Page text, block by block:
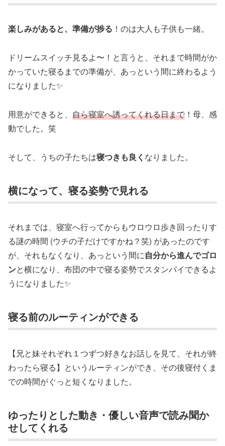
楽しみがあると、準備が捗る ！のは大人も子供も一緒。
ドリームスイッチ見るよ〜！と言うと、それまで時間がか
かっていた寝るまでの準備が、あっという間に終わるよう
になりました✨
用意ができると、 自ら寝室へ誘ってくれる日まで ！母、感
動でした。笑
そして、うちの子たちは寝つきも良く なりました。
横になって、寝る姿勢で見れる
それまでは、寝室へ行ってからもウロウロ歩き回ったりす
る謎の時間 (ウチの子だけですかね？笑) があったのです
が、それもなくなり、あっという間に自分から進んでゴロ
ンと横になり、布団の中で寝る姿勢でスタンバイできるよ
うになりました✨
寝る前のルーティンができる
【兄と妹それぞれ１つずつ好きなお話しを見て、それが終
わったら寝る】というルーティンができ、その後寝付くま
での時間がぐっと短くなりました。
ゆったりとした動き・優しい音声で読み聞か
せしてくれる